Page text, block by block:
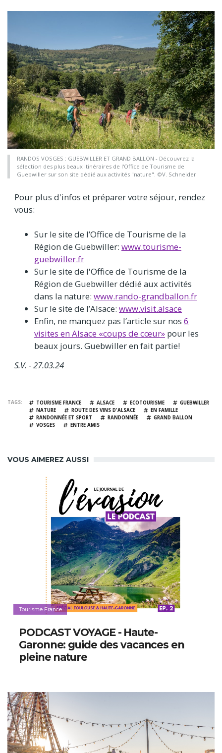
RANDOS VOSGES : GUEBWILLER ET GRAND BALLON - Découvrez la
sélection des plus beaux itinéraires de l'Office de Tourisme de
Guebwiller sur son site dédié aux activités "nature". ©V. Schneider
Pour plus d'infos et préparer votre séjour, rendez
vous:
Sur le site de l’Office de Tourisme de la
Région de Guebwiller: www.tourisme-
guebwiller.fr
Sur le site de l'Office de Tourisme de la
Région de Guebwiller dédié aux activités
dans la nature: www.rando-grandballon.fr
Sur le site de l’Alsace: www.visit.alsace
Enfin, ne manquez pas l’article sur nos 6
visites en Alsace «coups de cœur» pour les
beaux jours. Guebwiller en fait partie!
S.V. - 27.03.24
TAGS TOURISME FRANCE ALSACE ECOTOURISME
GUEBWILLER
NATURE
ROUTE DES VINS D'ALSACE
EN FAMILLE
RANDONNÉE ET SPORT
RANDONNÉE
GRAND BALLON
VOSGES
ENTRE AMIS
VOUS AIMEREZ AUSSI
Tourisme France
PODCAST VOYAGE - Haute-
Garonne: guide des vacances en
pleine nature